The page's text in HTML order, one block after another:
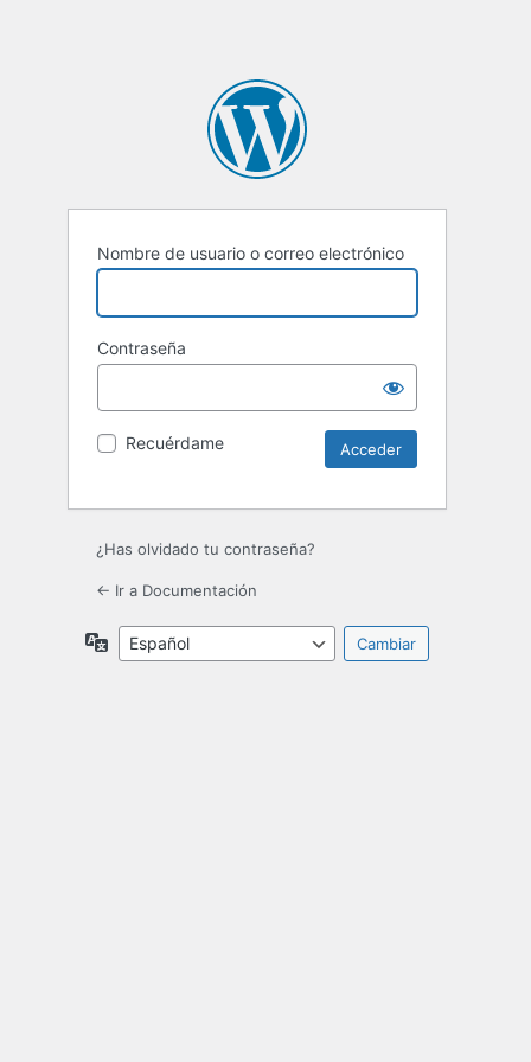
Nombre de usuario o correo electrónico
Contraseña
Recuérdame
¿Has olvidado tu contraseña?
← Ir a Documentación
Idioma